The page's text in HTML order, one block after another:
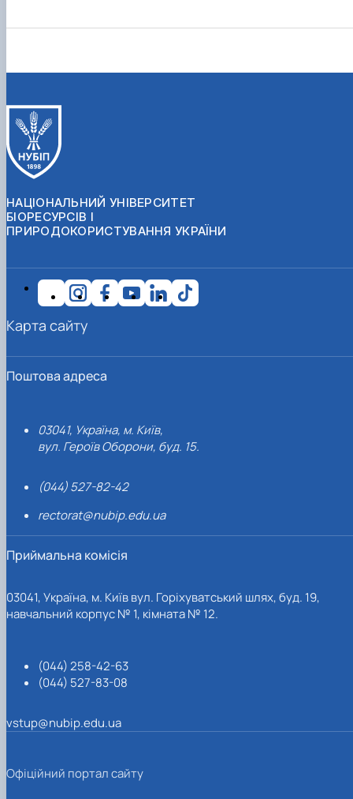
НАЦІОНАЛЬНИЙ УНІВЕРСИТЕТ
БІОРЕСУРСІВ І
ПРИРОДОКОРИСТУВАННЯ УКРАЇНИ
Поштова адреса
03041, Україна, м. Київ,
вул. Героїв Оборони, буд. 15.
(044) 527-82-42
rectorat@nubip.edu.ua
Приймальна комісія
03041, Україна, м. Київ вул. Горіхуватський шлях, буд. 19,
навчальний корпус № 1, кімната № 12.
(044) 258-42-63
(044) 527-83-08
vstup@nubip.edu.ua
Карта сайту
Офіційний портал сайту